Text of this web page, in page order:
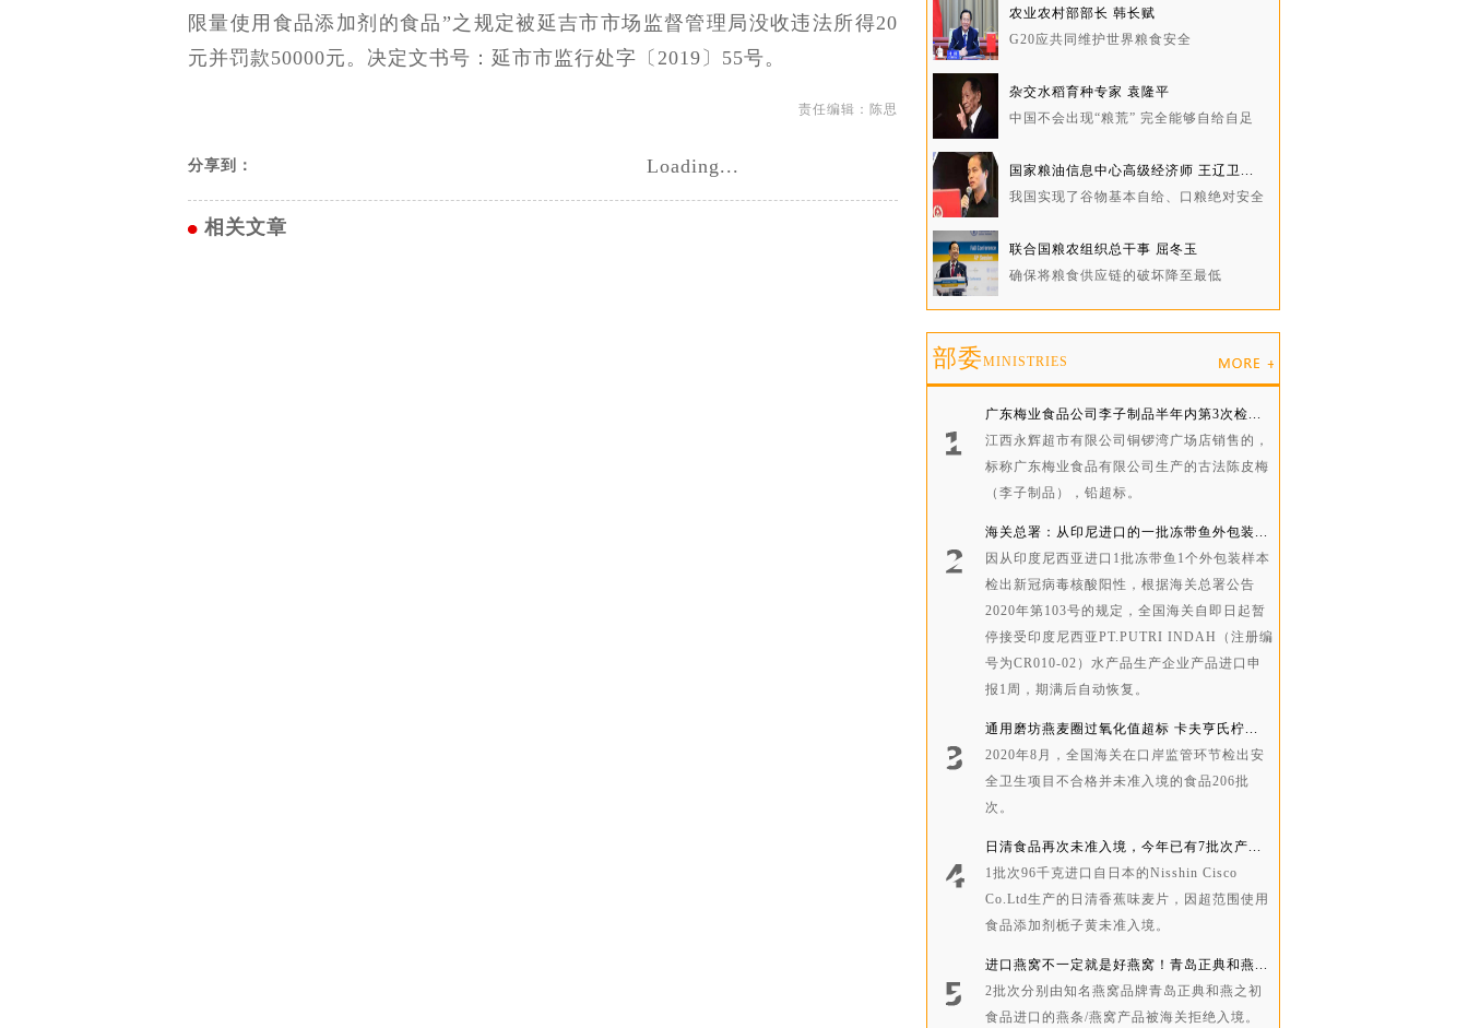
限量使用食品添加剂的食品”之规定被延吉市市场监督管理局没收违法所得20
元并罚款50000元。决定文书号：延市市监行处字〔2019〕55号。
责任编辑：陈思
分享到： Loading...
相关文章
农业农村部部长 韩长赋
G20应共同维护世界粮食安全
杂交水稻育种专家 袁隆平
中国不会出现“粮荒” 完全能够自给自足
国家粮油信息中心高级经济师 王辽卫...
我国实现了谷物基本自给、口粮绝对安全
联合国粮农组织总干事 屈冬玉
确保将粮食供应链的破坏降至最低
部委MINISTRIES
广东梅业食品公司李子制品半年内第3次检...
江西永辉超市有限公司铜锣湾广场店销售的，
标称广东梅业食品有限公司生产的古法陈皮梅
（李子制品），铅超标。
海关总署：从印尼进口的一批冻带鱼外包装...
因从印度尼西亚进口1批冻带鱼1个外包装样本
检出新冠病毒核酸阳性，根据海关总署公告
2020年第103号的规定，全国海关自即日起暂
停接受印度尼西亚PT.PUTRI INDAH（注册编
号为CR010-02）水产品生产企业产品进口申
报1周，期满后自动恢复。
通用磨坊燕麦圈过氧化值超标 卡夫亨氏柠...
2020年8月，全国海关在口岸监管环节检出安
全卫生项目不合格并未准入境的食品206批
次。
日清食品再次未准入境，今年已有7批次产...
1批次96千克进口自日本的Nisshin Cisco
Co.Ltd生产的日清香蕉味麦片，因超范围使用
食品添加剂栀子黄未准入境。
进口燕窝不一定就是好燕窝！青岛正典和燕...
2批次分别由知名燕窝品牌青岛正典和燕之初
食品进口的燕条/燕窝产品被海关拒绝入境。